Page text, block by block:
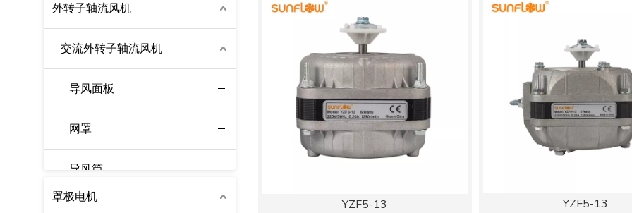
外转子轴流风机
交流外转子轴流风机
导风面板
网罩
导风筒
罩极电机 YZF5-13 YZF5-13